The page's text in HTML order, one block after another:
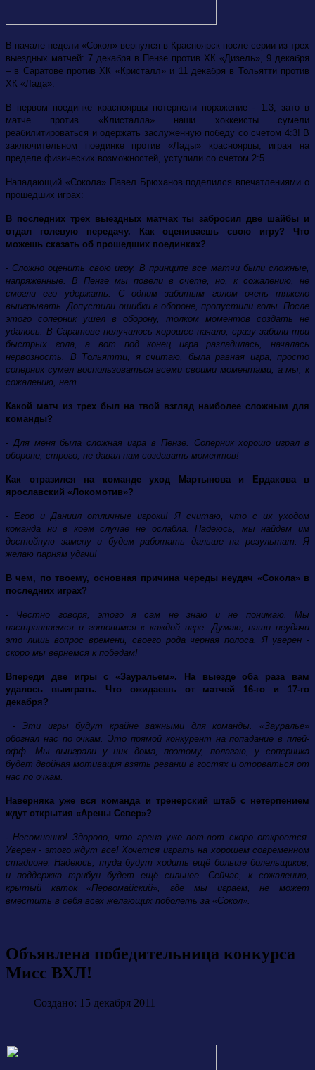
В начале недели «Сокол» вернулся в Красноярск после серии из трех
выездных матчей: 7 декабря в Пензе против ХК «Дизель», 9 декабря
– в Саратове против ХК «Кристалл» и 11 декабря в Тольятти против
ХК «Лада».
В первом поединке красноярцы потерпели поражение - 1:3, зато в
матче против «Клисталла» наши хоккеисты сумели
реабилитироваться и одержать заслуженную победу со счетом 4:3! В
заключительном поединке против «Лады» красноярцы, играя на
пределе физических возможностей, уступили со счетом 2:5.
Нападающий «Сокола» Павел Брюханов поделился впечатлениями о
прошедших играх:
В последних трех выездных матчах ты забросил две шайбы и
отдал голевую передачу. Как оцениваешь свою игру? Что
можешь сказать об прошедших поединках?
- Сложно оценить свою игру. В принципе все матчи были сложные,
напряженные. В Пензе мы повели в счете, но, к сожалению, не
смогли его удержать. С одним забитым голом очень тяжело
выигрывать. Допустили ошибки в обороне, пропустили голы. После
этого соперник ушел в оборону, толком моментов создать не
удалось. В Саратове получилось хорошее начало, сразу забили три
быстрых гола, а вот под конец игра разладилась, началась
нервозность. В Тольятти, я считаю, была равная игра, просто
соперник сумел воспользоваться всеми своими моментами, а мы, к
сожалению, нет.
Какой матч из трех был на твой взгляд наиболее сложным для
команды?
- Для меня была сложная игра в Пензе. Соперник хорошо играл в
обороне, строго, не давал нам создавать моментов!
Как отразился на команде уход Мартынова и Ердакова в
ярославский «Локомотив»?
- Егор и Даниил отличные игроки! Я считаю, что с их уходом
команда ни в коем случае не ослабла. Надеюсь, мы найдем им
достойную замену и будем работать дальше на результат. Я
желаю парням удачи!
В чем, по твоему, основная причина череды неудач «Сокола» в
последних играх?
- Честно говоря, этого я сам не знаю и не понимаю. Мы
настраиваемся и готовимся к каждой игре. Думаю, наши неудачи
это лишь вопрос времени, своего рода черная полоса. Я уверен -
скоро мы вернемся к победам!
Впереди две игры с «Зауральем». На выезде оба раза вам
удалось выиграть. Что ожидаешь от матчей 16-го и 17-го
декабря?
- Эти игры будут крайне важными для команды. «Зауралье»
обогнал нас по очкам. Это прямой конкурент на попадание в плей-
офф. Мы выиграли у них дома, поэтому, полагаю, у соперника
будет двойная мотивация взять реванш в гостях и оторваться от
нас по очкам.
Наверняка уже вся команда и тренерский штаб с нетерпением
ждут открытия «Арены Север»?
- Несомненно! Здорово, что арена уже вот-вот скоро откроется.
Уверен - этого ждут все! Хочется играть на хорошем современном
стадионе. Надеюсь, туда будут ходить ещё больше болельщиков,
и поддержка трибун будет ещё сильнее. Сейчас, к сожалению,
крытый каток «Первомайский», где мы играем, не может
вместить в себя всех желающих поболеть за «Сокол».
Объявлена победительница конкурса
Мисс ВХЛ!
Создано: 15 декабря 2011